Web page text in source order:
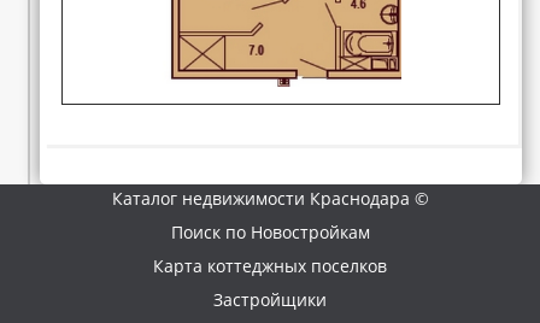
Каталог недвижимости Краснодара ©
Поиск по Новостройкам
Карта коттеджных поселков
Застройщики